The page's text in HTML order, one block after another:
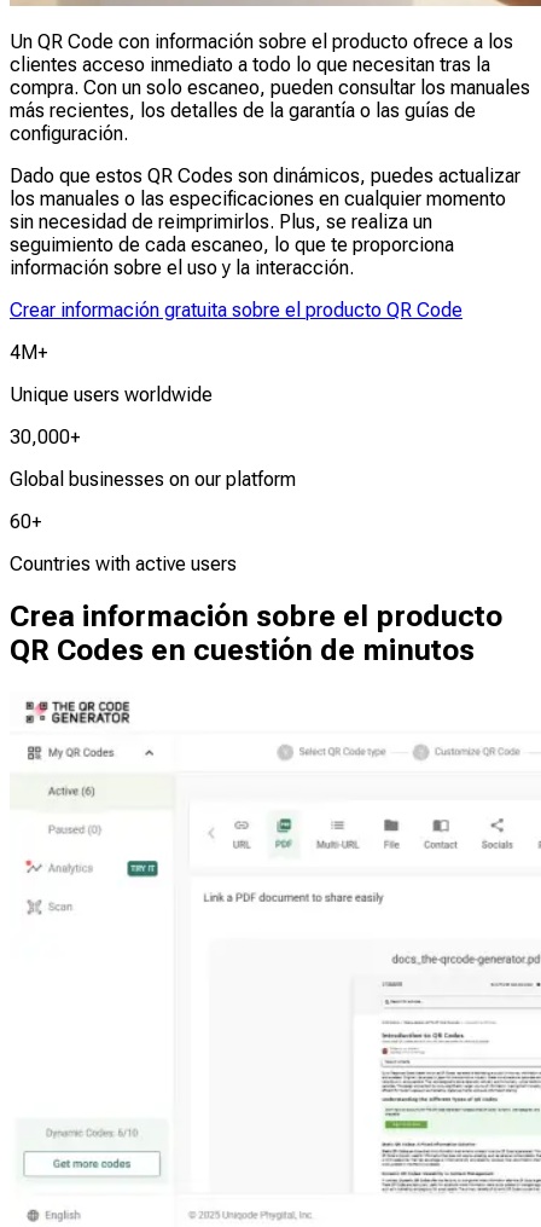
Un QR Code con información sobre el producto ofrece a los
clientes acceso inmediato a todo lo que necesitan tras la
compra. Con un solo escaneo, pueden consultar los manuales
más recientes, los detalles de la garantía o las guías de
configuración.
Dado que estos QR Codes son dinámicos, puedes actualizar
los manuales o las especificaciones en cualquier momento
sin necesidad de reimprimirlos. Plus, se realiza un
seguimiento de cada escaneo, lo que te proporciona
información sobre el uso y la interacción.
Crear información gratuita sobre el producto QR Code
4M+
Unique users worldwide
30,000+
Global businesses on our platform
60+
Countries with active users
Crea información sobre el producto
QR Codes en cuestión de minutos